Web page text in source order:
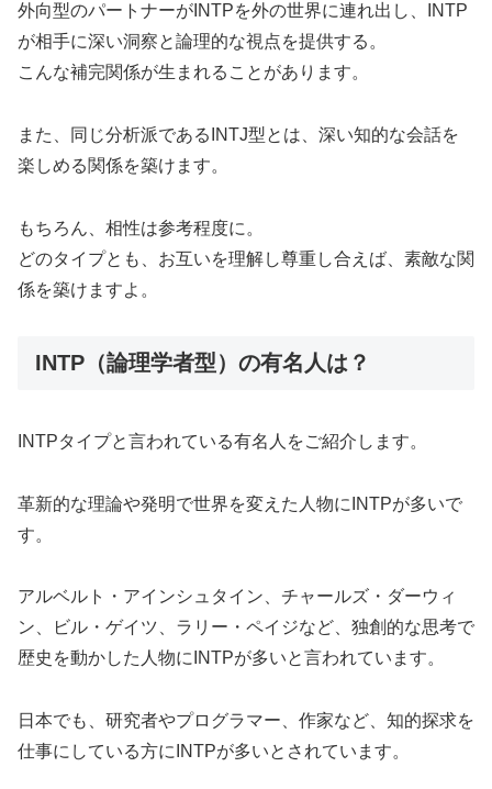
外向型のパートナーがINTPを外の世界に連れ出し、INTP
が相手に深い洞察と論理的な視点を提供する。
こんな補完関係が生まれることがあります。
また、同じ分析派であるINTJ型とは、深い知的な会話を
楽しめる関係を築けます。
もちろん、相性は参考程度に。
どのタイプとも、お互いを理解し尊重し合えば、素敵な関
係を築けますよ。
INTP（論理学者型）の有名人は？
INTPタイプと言われている有名人をご紹介します。
革新的な理論や発明で世界を変えた人物にINTPが多いで
す。
アルベルト・アインシュタイン、チャールズ・ダーウィ
ン、ビル・ゲイツ、ラリー・ペイジなど、独創的な思考で
歴史を動かした人物にINTPが多いと言われています。
日本でも、研究者やプログラマー、作家など、知的探求を
仕事にしている方にINTPが多いとされています。